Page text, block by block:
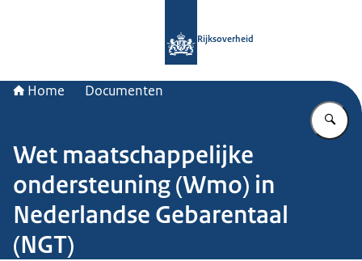
Rijksoverheid
Home Documenten
Wet maatschappelijke
ondersteuning (Wmo) in
Nederlandse Gebarentaal
(NGT)